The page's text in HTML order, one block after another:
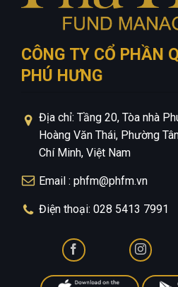
CÔNG TY CỔ PHẦN
PHÚ HƯNG
Địa chỉ: Tầng 20, Tòa nhà
Hoàng Văn Thái, Phường
Chí Minh, Việt Nam
Email : phfm@phfm.vn
Điện thoại: 028 5413 7991